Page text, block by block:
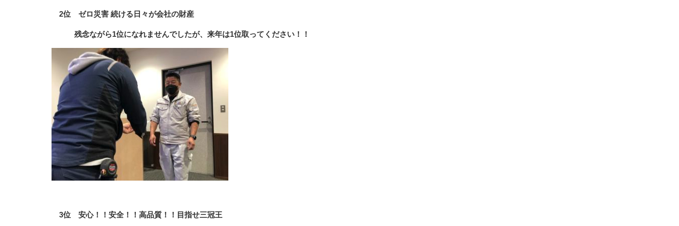
2位 ゼロ災害 続ける日々が会社の財産
残念ながら1位になれませんでしたが、来年は1位取ってください！！
3位 安心！！安全！！高品質！！目指せ三冠王